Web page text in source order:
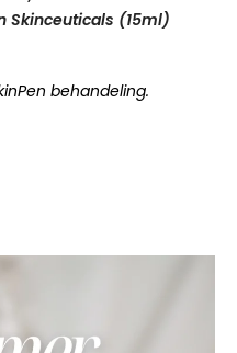
(15ml)
behandeling.